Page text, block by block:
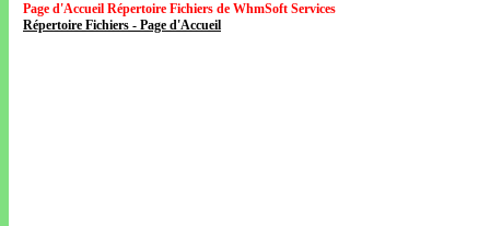
Page d'Accueil Répertoire Fichiers de WhmSoft Services
Répertoire Fichiers - Page d'Accueil